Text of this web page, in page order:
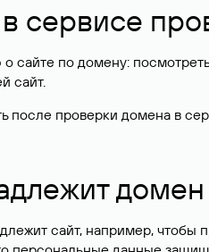
сервисе
по домену:
сайт.
после проверки домена в
домен
сайт, например,